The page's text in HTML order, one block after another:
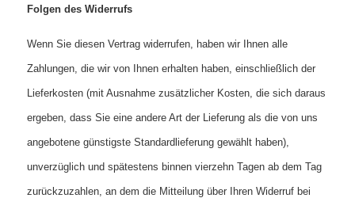
Folgen des Widerrufs
Wenn Sie diesen Vertrag widerrufen, haben wir Ihnen alle
Zahlungen, die wir von Ihnen erhalten haben, einschließlich der
Lieferkosten (mit Ausnahme zusätzlicher Kosten, die sich daraus
ergeben, dass Sie eine andere Art der Lieferung als die von uns
angebotene günstigste Standardlieferung gewählt haben),
unverzüglich und spätestens binnen vierzehn Tagen ab dem Tag
zurückzuzahlen, an dem die Mitteilung über Ihren Widerruf bei